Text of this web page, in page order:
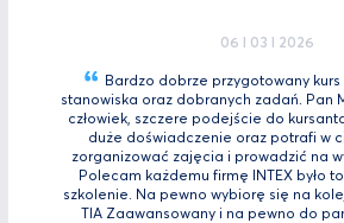
06 I 03 I 2026
Bardzo dobrze przygotowany
stanowiska oraz dobranych zadań. Pan
człowiek, szczere podejście do
duże doświadczenie oraz potrafi w
zorganizować zajęcia i prowadzić na
Polecam każdemu firmę INTEX było
szkolenie. Na pewno wybiorę się na
TIA Zaawansowany i na pewno do